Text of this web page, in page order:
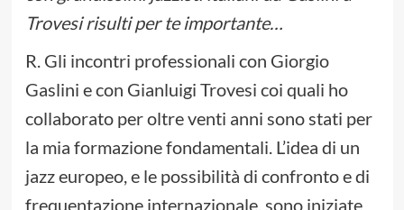
Trovesi risulti per te importante…
R. Gli incontri professionali con Giorgio
Gaslini e con Gianluigi Trovesi coi quali ho
collaborato per oltre venti anni sono stati per
la mia formazione fondamentali. L’idea di un
jazz europeo, e le possibilità di confronto e di
frequentazione internazionale, sono iniziate